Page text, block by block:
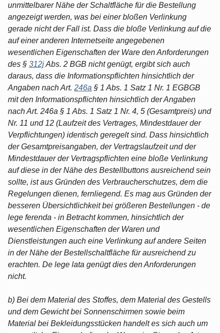
unmittelbarer Nähe der Schaltfläche für die Bestellung
angezeigt werden, was bei einer bloßen Verlinkung
gerade nicht der Fall ist. Dass die bloße Verlinkung auf die
auf einer anderen Internetseite angegebenen
wesentlichen Eigenschaften der Ware den Anforderungen
des § 312jAbs. 2 BGB nicht genügt, ergibt sich auch
daraus, dass die Informationspflichten hinsichtlich der
Angaben nach Art. 246a § 1 Abs. 1 Satz 1 Nr. 1 EGBGB
mit den Informationspflichten hinsichtlich der Angaben
nach Art. 246a § 1 Abs. 1 Satz 1 Nr. 4, 5 (Gesamtpreis) und
Nr. 11 und 12 (Laufzeit des Vertrages, Mindestdauer der
Verpflichtungen) identisch geregelt sind. Dass hinsichtlich
der Gesamtpreisangaben, der Vertragslaufzeit und der
Mindestdauer der Vertragspflichten eine bloße Verlinkung
auf diese in der Nähe des Bestellbuttons ausreichend sein
sollte, ist aus Gründen des Verbraucherschutzes, dem die
Regelungen dienen, fernliegend. Es mag aus Gründen der
besseren Übersichtlichkeit bei größeren Bestellungen - de
lege ferenda - in Betracht kommen, hinsichtlich der
wesentlichen Eigenschaften der Waren und
Dienstleistungen auch eine Verlinkung auf andere Seiten
in der Nähe der Bestellschaltfläche für ausreichend zu
erachten. De lege lata genügt dies den Anforderungen
nicht.
b) Bei dem Material des Stoffes, dem Material des Gestells
und dem Gewicht bei Sonnenschirmen sowie beim
Material bei Bekleidungsstücken handelt es sich auch um